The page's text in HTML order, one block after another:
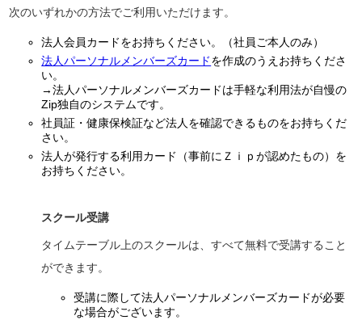
次のいずれかの方法でご利用いただけます。
法人会員カードをお持ちください。（社員ご本人のみ）
法人パーソナルメンバーズカードを作成のうえお持ちくださ
い。
→法人パーソナルメンバーズカードは手軽な利用法が自慢の
Zip独自のシステムです。
社員証・健康保検証など法人を確認できるものをお持ちくだ
さい。
法人が発行する利用カード（事前にＺｉｐが認めたもの）を
お持ちください。
スクール受講
タイムテーブル上のスクールは、すべて無料で受講すること
ができます。
受講に際して法人パーソナルメンバーズカードが必要
な場合がございます。